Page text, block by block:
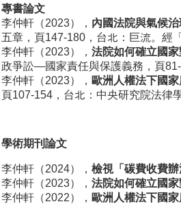
專書論文
李仲軒（2023）， 內國法院與氣候
五章，頁147-180，台北：巨流。經
李仲軒（2023）， 法院如何確立國
政爭訟—國家責任與保護義務，頁
李仲軒（2023）， 歐洲人權法下國
頁107-154，台北：中央研究院法律
學術期刊論文
李仲軒（2024）， 檢視「碳費收費
李仲軒（2023）， 法院如何確立國
李仲軒（2022）， 歐洲人權法下國